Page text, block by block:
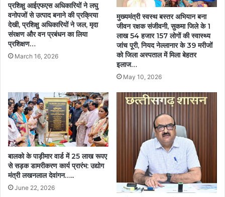
प्रशिक्षु आईएफएस अधिकारियों ने लघु
वनोपजों से उत्पाद बनाने की प्रक्रिया
देखी, प्रशिक्षु अधिकारियों ने जल, मृदा
संरक्षण और वन प्रबंधन का लिया
प्रशिक्षण…
March 16, 2026
मुख्यमंत्री स्वस्थ बस्तर अभियान बना
जीवन रक्षक संजीवनी, सुकमा जिले के 1
लाख 54 हजार 157 लोगों की स्वास्थ्य
जांच पूरी, नियद नेल्लानार के 39 मरीजों
को जिला अस्पताल में मिला बेहतर
इलाज…
May 10, 2026
बालको के पाड़ीमार वार्ड में 25 लाख रूपए
से सड़क डामरीकरण कार्य प्रारंभ: उद्योग
मंत्री लखनलाल देवांगन…..
June 22, 2026